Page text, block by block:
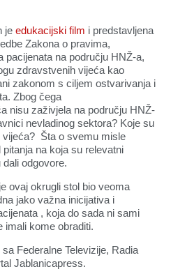
je edukacijski film i predstavljena
Zakona o pravima,
pacijenata na području HNŽ-a,
zdravstvenih vijeća kao
zakonom s ciljem ostvarivanja i
Zbog čega
nisu zaživjela na području HNŽ-
nevladinog sektora? Koje su
Šta o svemu misle
na koja su relevatni
odgovore.
ovaj okrugli stol bio veoma
jako važna inicijativa i
, koja do sada ni sami
imali kome obraditi.
Federalne Televizije, Radia
Jablanicapress.